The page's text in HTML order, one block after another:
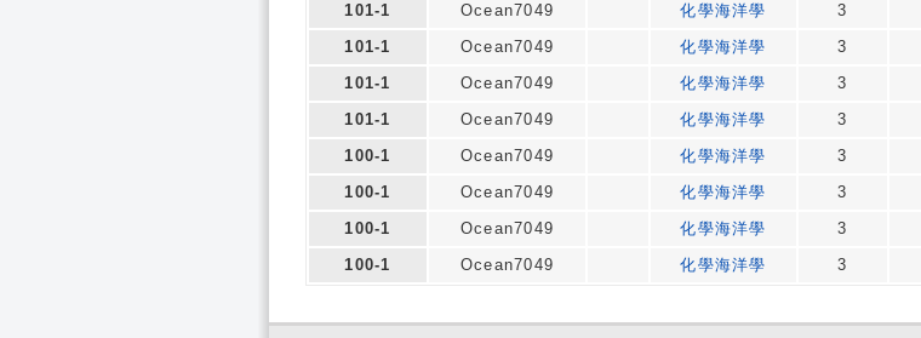
101-1
Ocean7049 化學海洋學 3
101-1
Ocean7049 化學海洋學 3
101-1
Ocean7049 化學海洋學 3
101-1
Ocean7049 化學海洋學 3
100-1
Ocean7049 化學海洋學 3
100-1
Ocean7049 化學海洋學 3
100-1
Ocean7049 化學海洋學 3
100-1
Ocean7049 化學海洋學 3